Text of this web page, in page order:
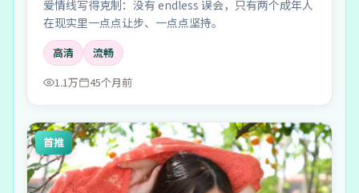
爱情线写得克制：没有 endless 误会，只有两个成年人
在现实里一点点让步、一点点坚持。
高清
流畅
1.1万
45个月前
首推